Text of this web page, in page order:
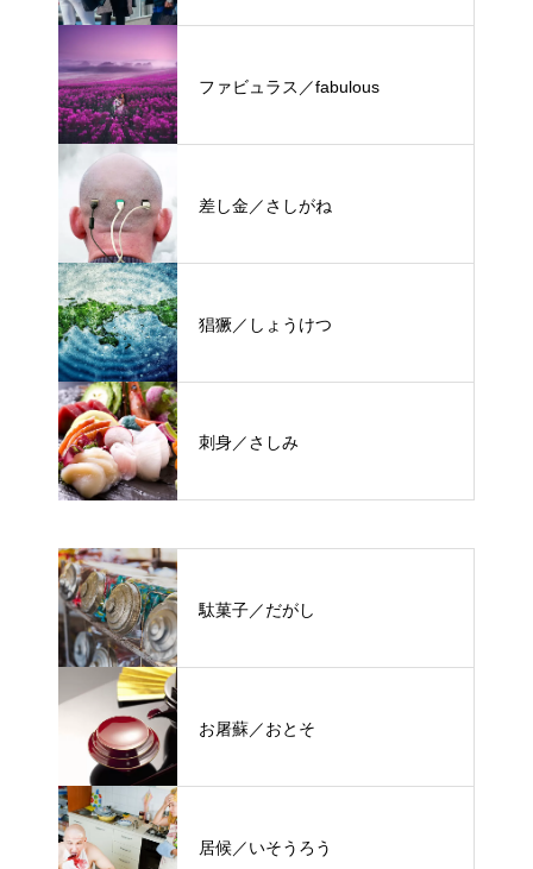
ファビュラス／fabulous
差し金／さしがね
猖獗／しょうけつ
刺身／さしみ
駄菓子／だがし
お屠蘇／おとそ
居候／いそうろう